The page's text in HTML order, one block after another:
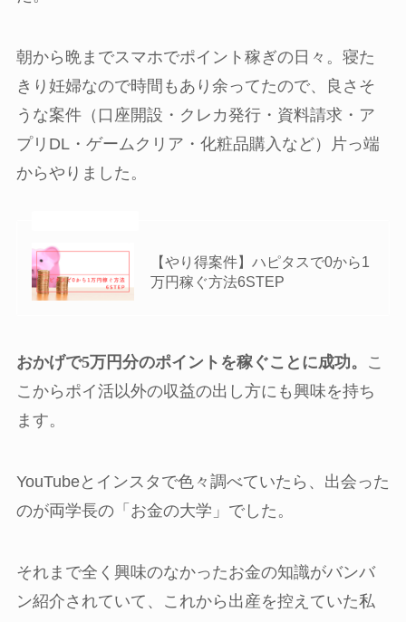
朝から晩までスマホでポイント稼ぎの日々。寝た
きり妊婦なので時間もあり余ってたので、良さそ
うな案件（口座開設・クレカ発行・資料請求・ア
プリDL・ゲームクリア・化粧品購入など）片っ端
からやりました。
【やり得案件】ハピタスで0から1
万円稼ぐ方法6STEP
おかげで5万円分のポイントを稼ぐことに成功。
こ
こからポイ活以外の収益の出し方にも興味を持ち
ます。
YouTubeとインスタで色々調べていたら、出会った
のが両学長の「お金の大学」でした。
それまで全く興味のなかったお金の知識がバンバ
ン紹介されていて、これから出産を控えていた私